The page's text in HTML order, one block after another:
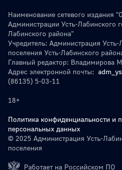
Наименование сетевого издания
Администрации Усть-Лабинского
Лабинского района"
Учредитель: Администрация Усть-
поселения Усть-Лабинского
Главный редактор: Владимирова
Адрес электронной почты:
(86135) 5-03-11
18+
Политика конфиденциальности и
персональных данных
© 2025 Администрация Усть-
поселения
Работает на Российском ПО